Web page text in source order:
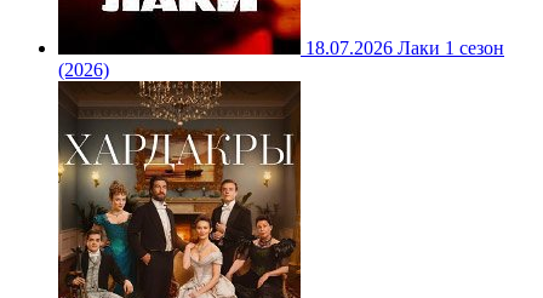
18.07.2026 Лаки 1 сезон
(2026)